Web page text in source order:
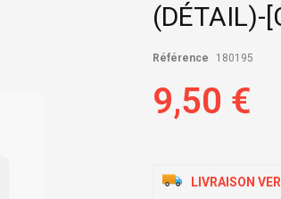
(DÉTAIL)-
Référence 180195
9,50 €
LIVRAISON